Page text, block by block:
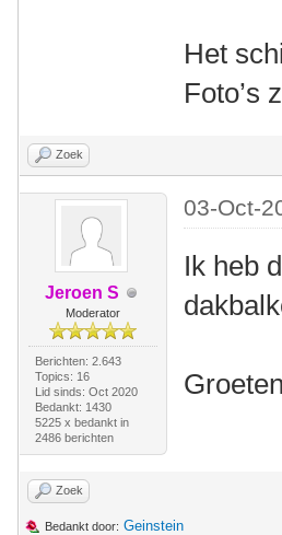
Het
Foto’s
Zoek
Jeroen S
Moderator
Berichten: 2.643
Topics: 16
Lid sinds: Oct 2020
Bedankt: 1430
5225 x bedankt in
2486 berichten
03-Oct-
Ik heb
Zoek
Bedankt door: Geinstein